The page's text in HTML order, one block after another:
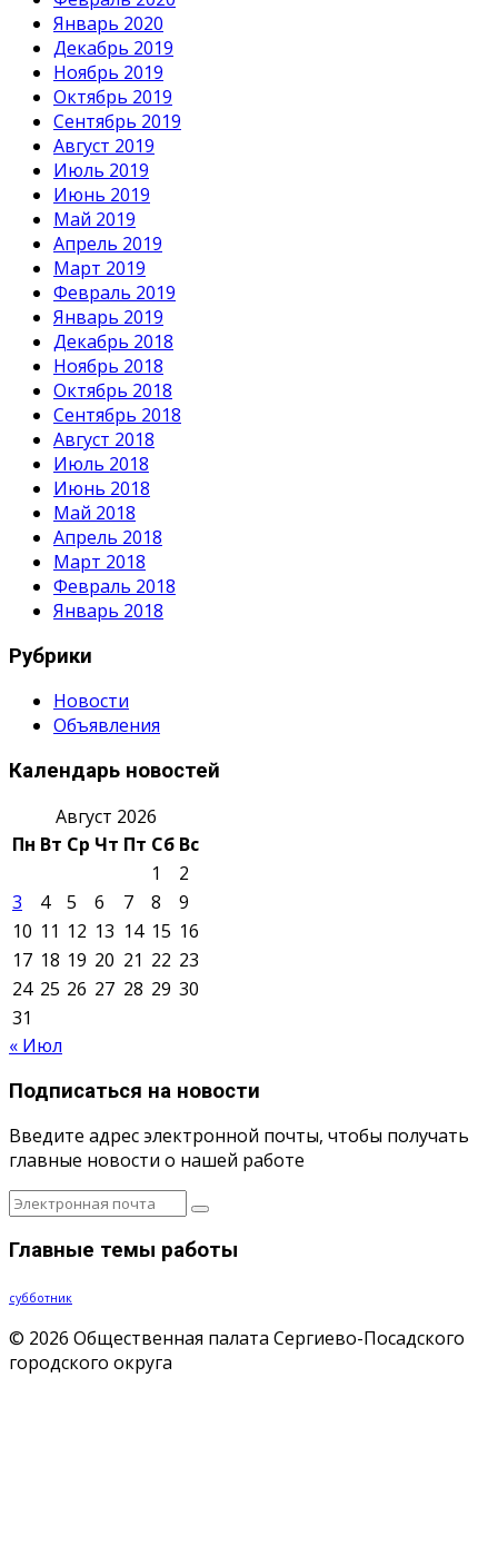
Январь 2020
Декабрь 2019
Ноябрь 2019
Октябрь 2019
Сентябрь 2019
Август 2019
Июль 2019
Июнь 2019
Май 2019
Апрель 2019
Март 2019
Февраль 2019
Январь 2019
Декабрь 2018
Ноябрь 2018
Октябрь 2018
Сентябрь 2018
Август 2018
Июль 2018
Июнь 2018
Май 2018
Апрель 2018
Март 2018
Февраль 2018
Январь 2018
Рубрики
Новости
Объявления
Календарь новостей
Август 2026
Пн Вт Ср Чт Пт Сб Вс
1
2
3
4 5 6 7 8
9
10 11 12 13 14 15 16
17 18 19 20 21 22 23
24 25 26 27 28 29 30
31
« Июл
Подписаться на новости
Введите адрес электронной почты, чтобы получать
главные новости о нашей работе
Главные темы работы
субботник
© 2026 Общественная палата Сергиево-Посадского
городского округа